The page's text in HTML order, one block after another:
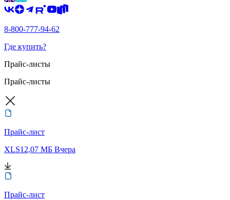
8-800-777-94-62
Где купить?
Прайс-листы
Прайс-листы
Прайс-лист
XLS12,07 МБ Вчера
Прайс-лист